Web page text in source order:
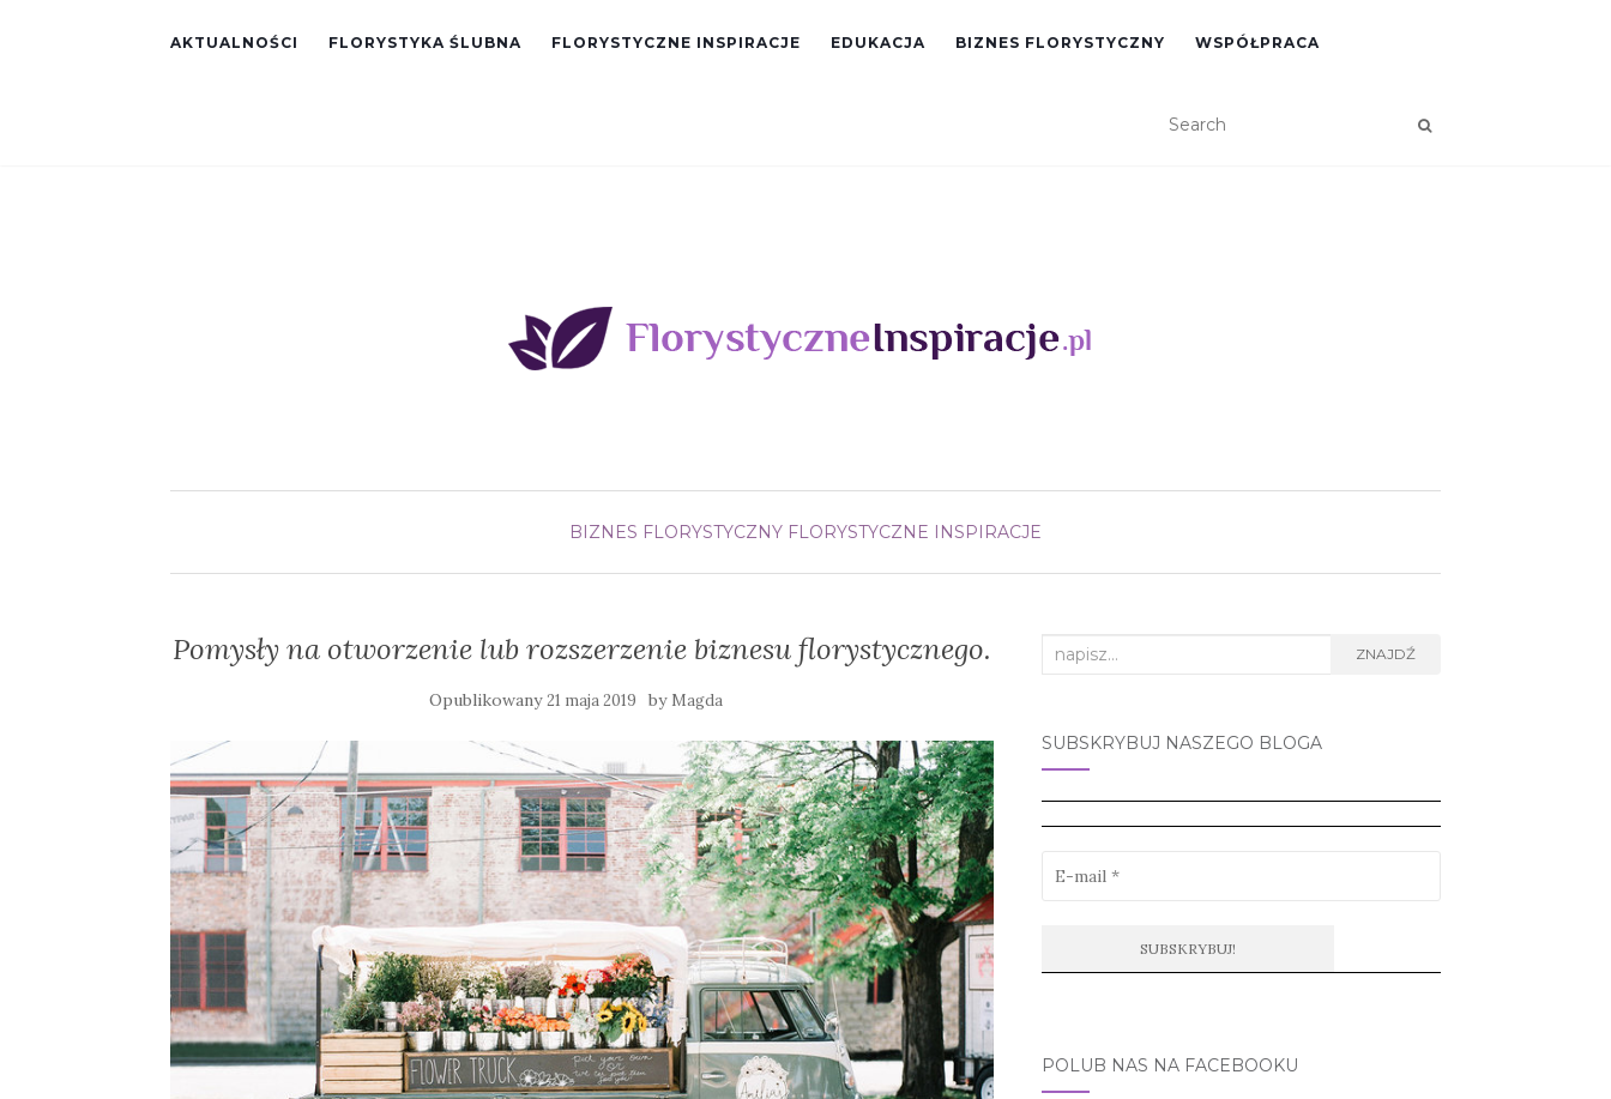
AKTUALNOŚCI FLORYSTYKA ŚLUBNA FLORYSTYCZNE INSPIRACJE EDUKACJA BIZNES FLORYSTYCZNY WSPÓŁPRACA
BIZNES FLORYSTYCZNY FLORYSTYCZNE INSPIRACJE
Pomysły na otworzenie lub rozszerzenie biznesu florystycznego.
Opublikowany21 maja 2019 by Magda
Search
ZNAJDŹ
SUBSKRYBUJ NASZEGO BLOGA
POLUB NAS NA FACEBOOKU